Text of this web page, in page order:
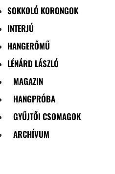
SOKKOLÓ KORONGOK
INTERJÚ
HANGERŐMŰ
LÉNÁRD LÁSZLÓ
MAGAZIN
HANGPRÓBA
GYŰJTŐI CSOMAGOK
ARCHÍVUM